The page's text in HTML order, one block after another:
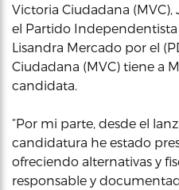
Victoria Ciudadana
el Partido
Lisandra Mercado por el
Ciudadana (MVC) tiene a
candidata.
“Por mi parte, desde el
candidatura he estado
ofreciendo alternativas y
responsable y